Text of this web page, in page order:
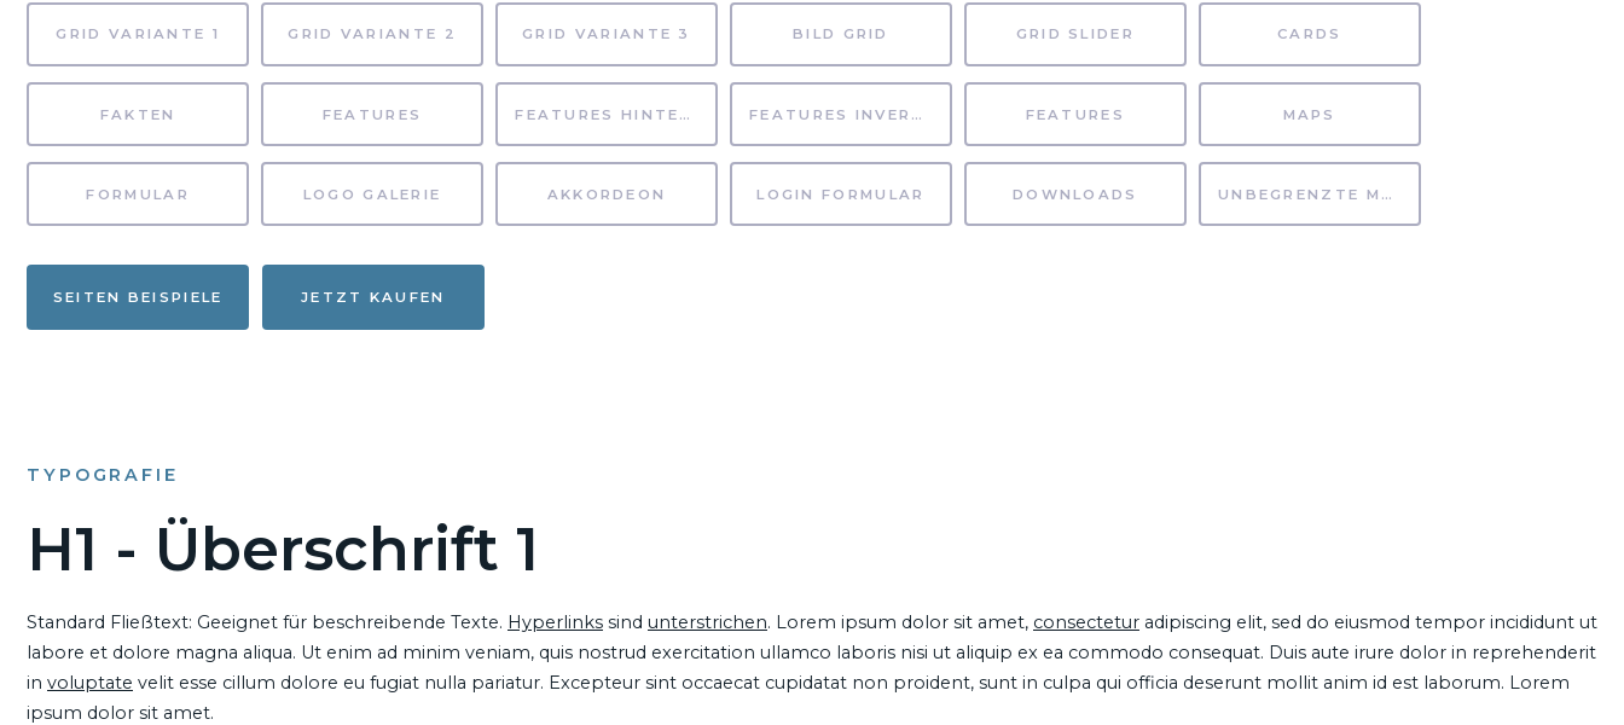
GRID VARIANTE 1 GRID VARIANTE 2 GRID VARIANTE 3 BILD GRID GRID SLIDER CARDS
FAKTEN FEATURES FEATURES HINTERGRUND FEATURES INVERTIERT FEATURES MAPS
FORMULAR LOGO GALERIE AKKORDEON LOGIN FORMULAR DOWNLOADS UNBEGRENZTE MÖGLICHKEITEN
SEITEN BEISPIELE JETZT KAUFEN
TYPOGRAFIE
H1 - Überschrift 1
Standard Fließtext: Geeignet für beschreibende Texte. Hyperlinks sind unterstrichen. Lorem ipsum dolor sit amet, consectetur adipiscing elit, sed do eiusmod tempor incididunt ut
labore et dolore magna aliqua. Ut enim ad minim veniam, quis nostrud exercitation ullamco laboris nisi ut aliquip ex ea commodo consequat. Duis aute irure dolor in reprehenderit
in voluptate velit esse cillum dolore eu fugiat nulla pariatur. Excepteur sint occaecat cupidatat non proident, sunt in culpa qui officia deserunt mollit anim id est laborum. Lorem
ipsum dolor sit amet.